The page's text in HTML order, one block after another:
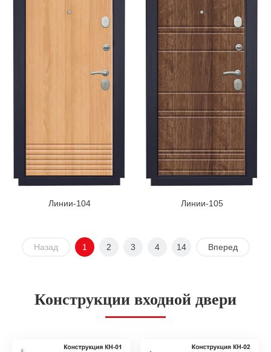
Линии-104 Линии-105
Назад 1 2 3 4 14 Вперед
Конструкции входной двери